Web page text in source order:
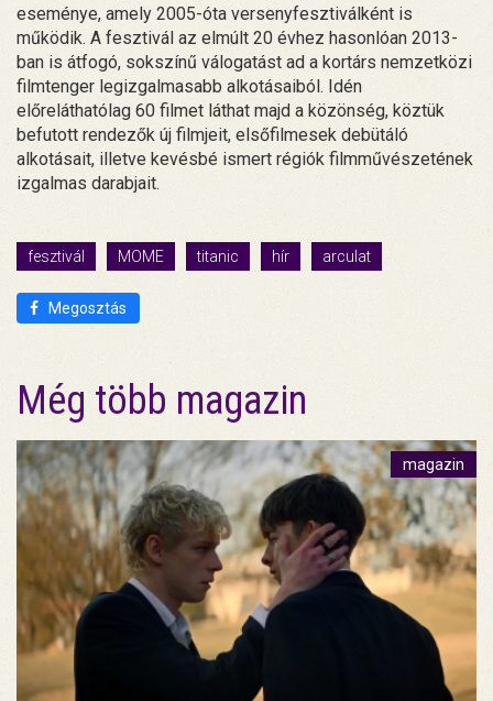
eseménye, amely 2005-óta versenyfesztiválként is
működik. A fesztivál az elmúlt 20 évhez hasonlóan 2013-
ban is átfogó, sokszínű válogatást ad a kortárs nemzetközi
filmtenger legizgalmasabb alkotásaiból. Idén
előreláthatólag 60 filmet láthat majd a közönség, köztük
befutott rendezők új filmjeit, elsőfilmesek debütáló
alkotásait, illetve kevésbé ismert régiók filmművészetének
izgalmas darabjait.
fesztivál MOME titanic hír arculat
Megosztás
Még több magazin
magazin